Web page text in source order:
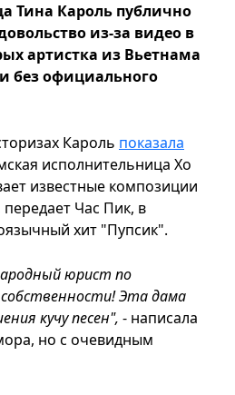
Тина Кароль публично
из-за видео в
артистка из Вьетнама
без официального
Кароль показала
исполнительница Хо
известные композиции
Час Пик, в
хит "Пупсик".
юрист по
Эта дама
кучу песен", - написала
но с очевидным